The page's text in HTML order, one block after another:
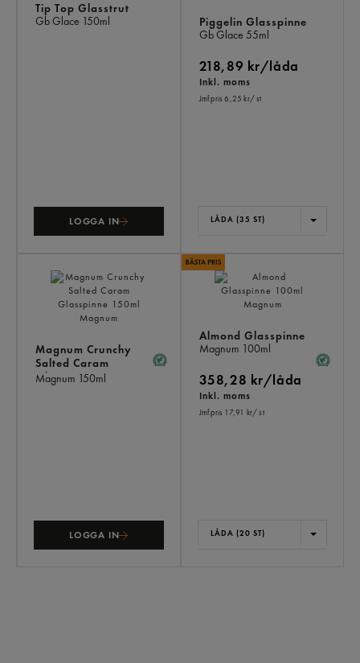
Tip Top Glasstrut
Gb Glace 150ml
LOGGA IN
Piggelin Glasspinne
Gb Glace 55ml
218,89 kr/låda
Inkl. moms
Jmf.pris 6,25 kr/ st
LÅDA (35 ST)
Magnum Crunchy
Salted Caram
Glasspinne
Magnum 150ml
LOGGA IN
Almond Glasspinne
Magnum 100ml
358,28 kr/låda
Inkl. moms
Jmf.pris 17,91 kr/ st
LÅDA (20 ST)